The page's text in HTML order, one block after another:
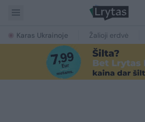
Karas Ukrainoje Žalioji erdvė